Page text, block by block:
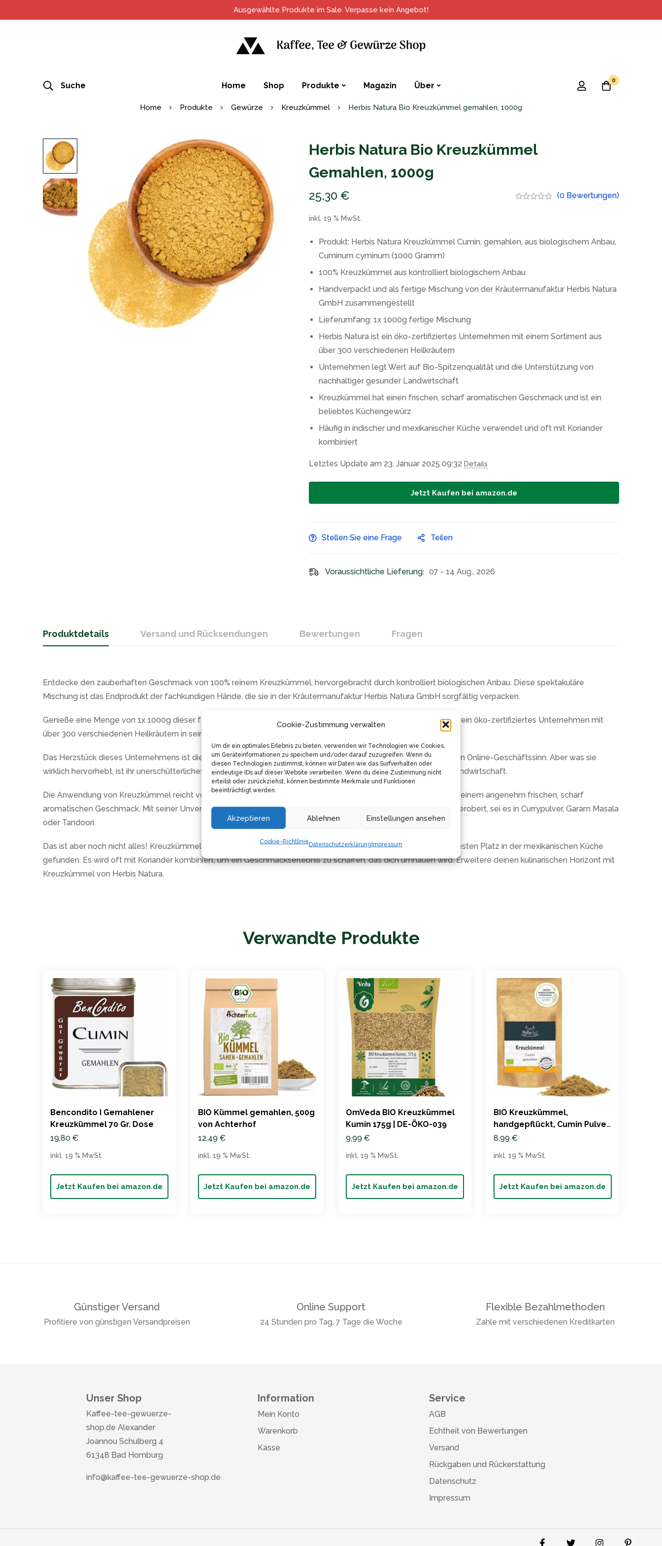
Cookie-Zustimmung verwalten
Um dir ein optimales Erlebnis zu bieten, verwenden wir Technologien wie Cookies,
um Geräteinformationen zu speichern und/oder darauf zuzugreifen. Wenn du
diesen Technologien zustimmst, können wir Daten wie das Surfverhalten oder
eindeutige IDs auf dieser Website verarbeiten. Wenn du deine Zustimmung nicht
erteilst oder zurückziehst, können bestimmte Merkmale und Funktionen
beeinträchtigt werden.
Akzeptieren Ablehnen Einstellungen ansehen
Cookie-RichtlinieDatenschutzerklärungImpressum
Ausgewählte Produkte im Sale. Verpasse kein Angebot!
Suche Home Shop Produkte Magazin Über
0
Home Produkte Gewürze Kreuzkümmel Herbis Natura Bio Kreuzkümmel gemahlen, 1000g
Herbis Natura Bio Kreuzkümmel
Gemahlen, 1000g
25,30 € (0 Bewertungen)
inkl. 19 % MwSt.
Produkt: Herbis Natura Kreuzkümmel Cumin, gemahlen, aus biologischem Anbau,
Cuminum cyminum (1000 Gramm)
100% Kreuzkümmel aus kontrolliert biologischem Anbau
Handverpackt und als fertige Mischung von der Kräutermanufaktur Herbis Natura
GmbH zusammengestellt
Lieferumfang: 1x 1000g fertige Mischung
Herbis Natura ist ein öko-zertifiziertes Unternehmen mit einem Sortiment aus
über 300 verschiedenen Heilkräutern
Unternehmen legt Wert auf Bio-Spitzenqualität und die Unterstützung von
nachhaltiger gesunder Landwirtschaft
Kreuzkümmel hat einen frischen, scharf aromatischen Geschmack und ist ein
beliebtes Küchengewürz
Häufig in indischer und mexikanischer Küche verwendet und oft mit Koriander
kombiniert
Letztes Update am 23. Januar 2025 09:32 Details
Jetzt Kaufen bei amazon.de
Stellen Sie eine Frage Teilen
Voraussichtliche Lieferung: 07 - 14 Aug., 2026
Produktdetails Versand und Rücksendungen Bewertungen Fragen
Entdecke den zauberhaften Geschmack von 100% reinem Kreuzkümmel, hervorgebracht durch kontrolliert biologischen Anbau. Diese spektakuläre
Mischung ist das Endprodukt der fachkundigen Hände, die sie in der Kräutermanufaktur Herbis Natura GmbH sorgfältig verpacken.
Genieße eine Menge von 1x 1000g dieser fertigen Mischung, die voller Geschmack und Qualität ist. Herbis Natura, ein öko-zertifiziertes Unternehmen mit
über 300 verschiedenen Heilkräutern in seinem spektakulären Sortiment, präsentiert dieses Produkt voller Stolz.
Das Herzstück dieses Unternehmens ist die Leidenschaft am Kochen und Teetrinken, gekoppelt mit einem starken Online-Geschäftssinn. Aber was sie
wirklich hervorhebt, ist ihr unerschütterliches Engagement für Bio-Spitzenqualität und unterstützte nachhaltige Landwirtschaft.
Die Anwendung von Kreuzkümmel reicht von seiner traditionellen Verwendung als köstliches Küchengewürz mit seinem angenehm frischen, scharf
aromatischen Geschmack. Mit seiner Unverwechselbarkeit hat es einen besonderen Platz in der indischen Küche erobert, sei es in Currypulver, Garam Masala
oder Tandoori.
Das ist aber noch nicht alles! Kreuzkümmel ist nicht nur ein Star in der indischen Küche, sondern hat auch seinen festen Platz in der mexikanischen Küche
gefunden. Es wird oft mit Koriander kombiniert, um ein Geschmackserlebnis zu schaffen, das dich umhauen wird. Erweitere deinen kulinarischen Horizont mit
Kreuzkümmel von Herbis Natura.
Verwandte Produkte
Bencondito I Gemahlener
Kreuzkümmel 70 Gr. Dose
19,80 €
Jetzt Kaufen bei amazon.de
inkl. 19 % MwSt.
BIO Kümmel gemahlen, 500g
von Achterhof
12,49 €
Jetzt Kaufen bei amazon.de
inkl. 19 % MwSt.
OmVeda BIO Kreuzkümmel
Kumin 175g | DE-ÖKO-039
9,99 €
Jetzt Kaufen bei amazon.de
inkl. 19 % MwSt.
BIO Kreuzkümmel,
handgepflückt, Cumin Pulver
– Pfefferdieb®
8,99 €
Jetzt Kaufen bei amazon.de
inkl. 19 % MwSt.
Günstiger Versand
Profitiere von günstigen Versandpreisen
Online Support
24 Stunden pro Tag, 7 Tage die Woche
Flexible Bezahlmethoden
Zahle mit verschiedenen Kreditkarten
Unser Shop
Kaffee-tee-gewuerze-
shop.de Alexander
Joannou Schulberg 4
61348 Bad Homburg
info@kaffee-tee-gewuerze-shop.de
Information
Mein Konto
Warenkorb
Kasse
Service
AGB
Echtheit von Bewertungen
Versand
Rückgaben und Rückerstattung
Datenschutz
Impressum